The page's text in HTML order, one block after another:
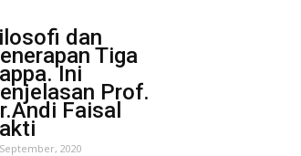
dan
Tiga
Ini
Prof.
Faisal
2020